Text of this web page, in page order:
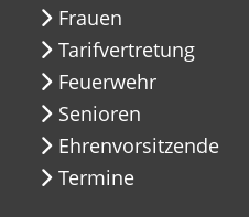
Frauen
Tarifvertretung
Feuerwehr
Senioren
Ehrenvorsitzende
Termine